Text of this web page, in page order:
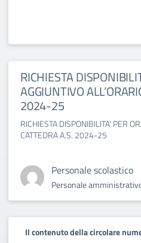
RICHIESTA
AGGIUNTIVO
2024-25
RICHIESTA DISPONIBILITA’ PER
CATTEDRA A.S. 2024-25
Personale scolastico
Personale
Il contenuto della circolare